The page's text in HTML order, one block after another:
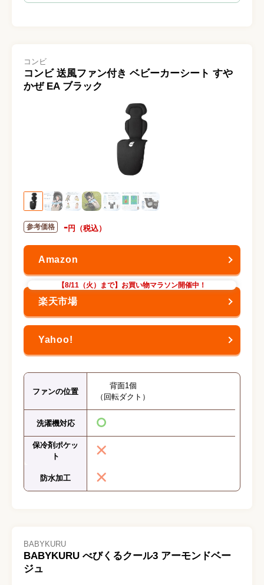
コンビ
コンビ 送風ファン付き ベビーカーシート すや
かぜ EA ブラック
-
【8/11（火）まで】お買い物マラソン開催中！
ファンの位置
背面1個
（回転ダクト）
洗濯機対応
保冷剤ポケッ
ト
防水加工
BABYKURU
BABYKURU べびくるクール3 アーモンドベー
ジュ